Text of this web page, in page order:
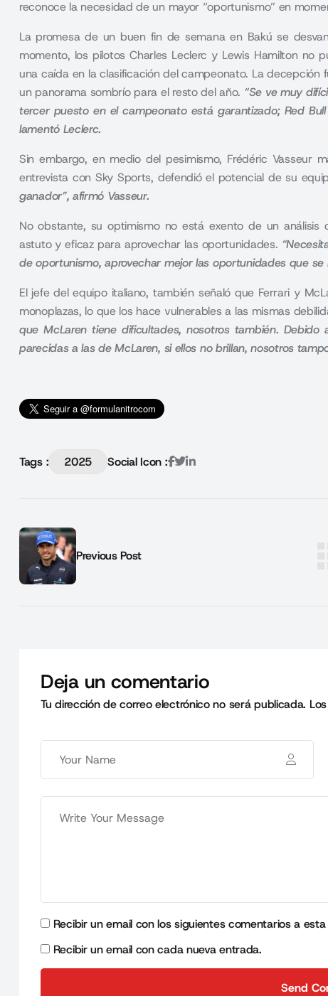
reconoce la necesidad de un mayor “oportunismo” en
La promesa de un buen fin de semana en Bakú se
momento, los pilotos Charles Leclerc y Lewis Hamilton no
una caída en la clasificación del campeonato. La
un panorama sombrío para el resto del año. “Se ve muy
tercer puesto en el campeonato está garantizado; Red
lamentó Leclerc.
Sin embargo, en medio del pesimismo, Frédéric Vasseur
entrevista con Sky Sports, defendió el potencial de su
ganador”, afirmó Vasseur.
No obstante, su optimismo no está exento de un
astuto y eficaz para aprovechar las oportunidades.
de oportunismo, aprovechar mejor las oportunidades que se
El jefe del equipo italiano, también señaló que Ferrari y
monoplazas, lo que los hace vulnerables a las mismas
que McLaren tiene dificultades, nosotros también.
parecidas a las de McLaren, si ellos no brillan, nosotros
Tags : 2025 Social Icon :
Previous Post
Deja un comentario
Tu dirección de correo electrónico no será publicada.
Recibir un email con los siguientes comentarios a
Recibir un email con cada nueva entrada.
Send